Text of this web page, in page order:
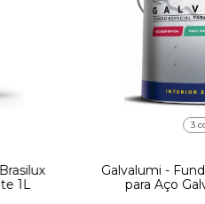
1L
3
Galvalumi -
para Aço